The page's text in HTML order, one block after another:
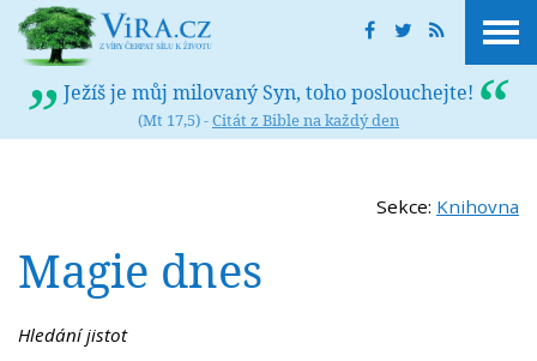
Ježíš je můj milovaný Syn, toho poslouchejte!
(Mt 17,5) -Citát z Bible na každý den
Sekce: Knihovna
Magie dnes
Hledání jistot